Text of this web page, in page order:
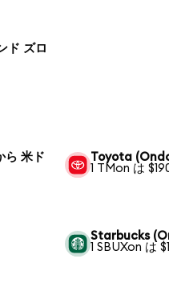
ド ズロ
ら 米ド
Toyota
1 TMon は
Starbucks
1 SBUXon は